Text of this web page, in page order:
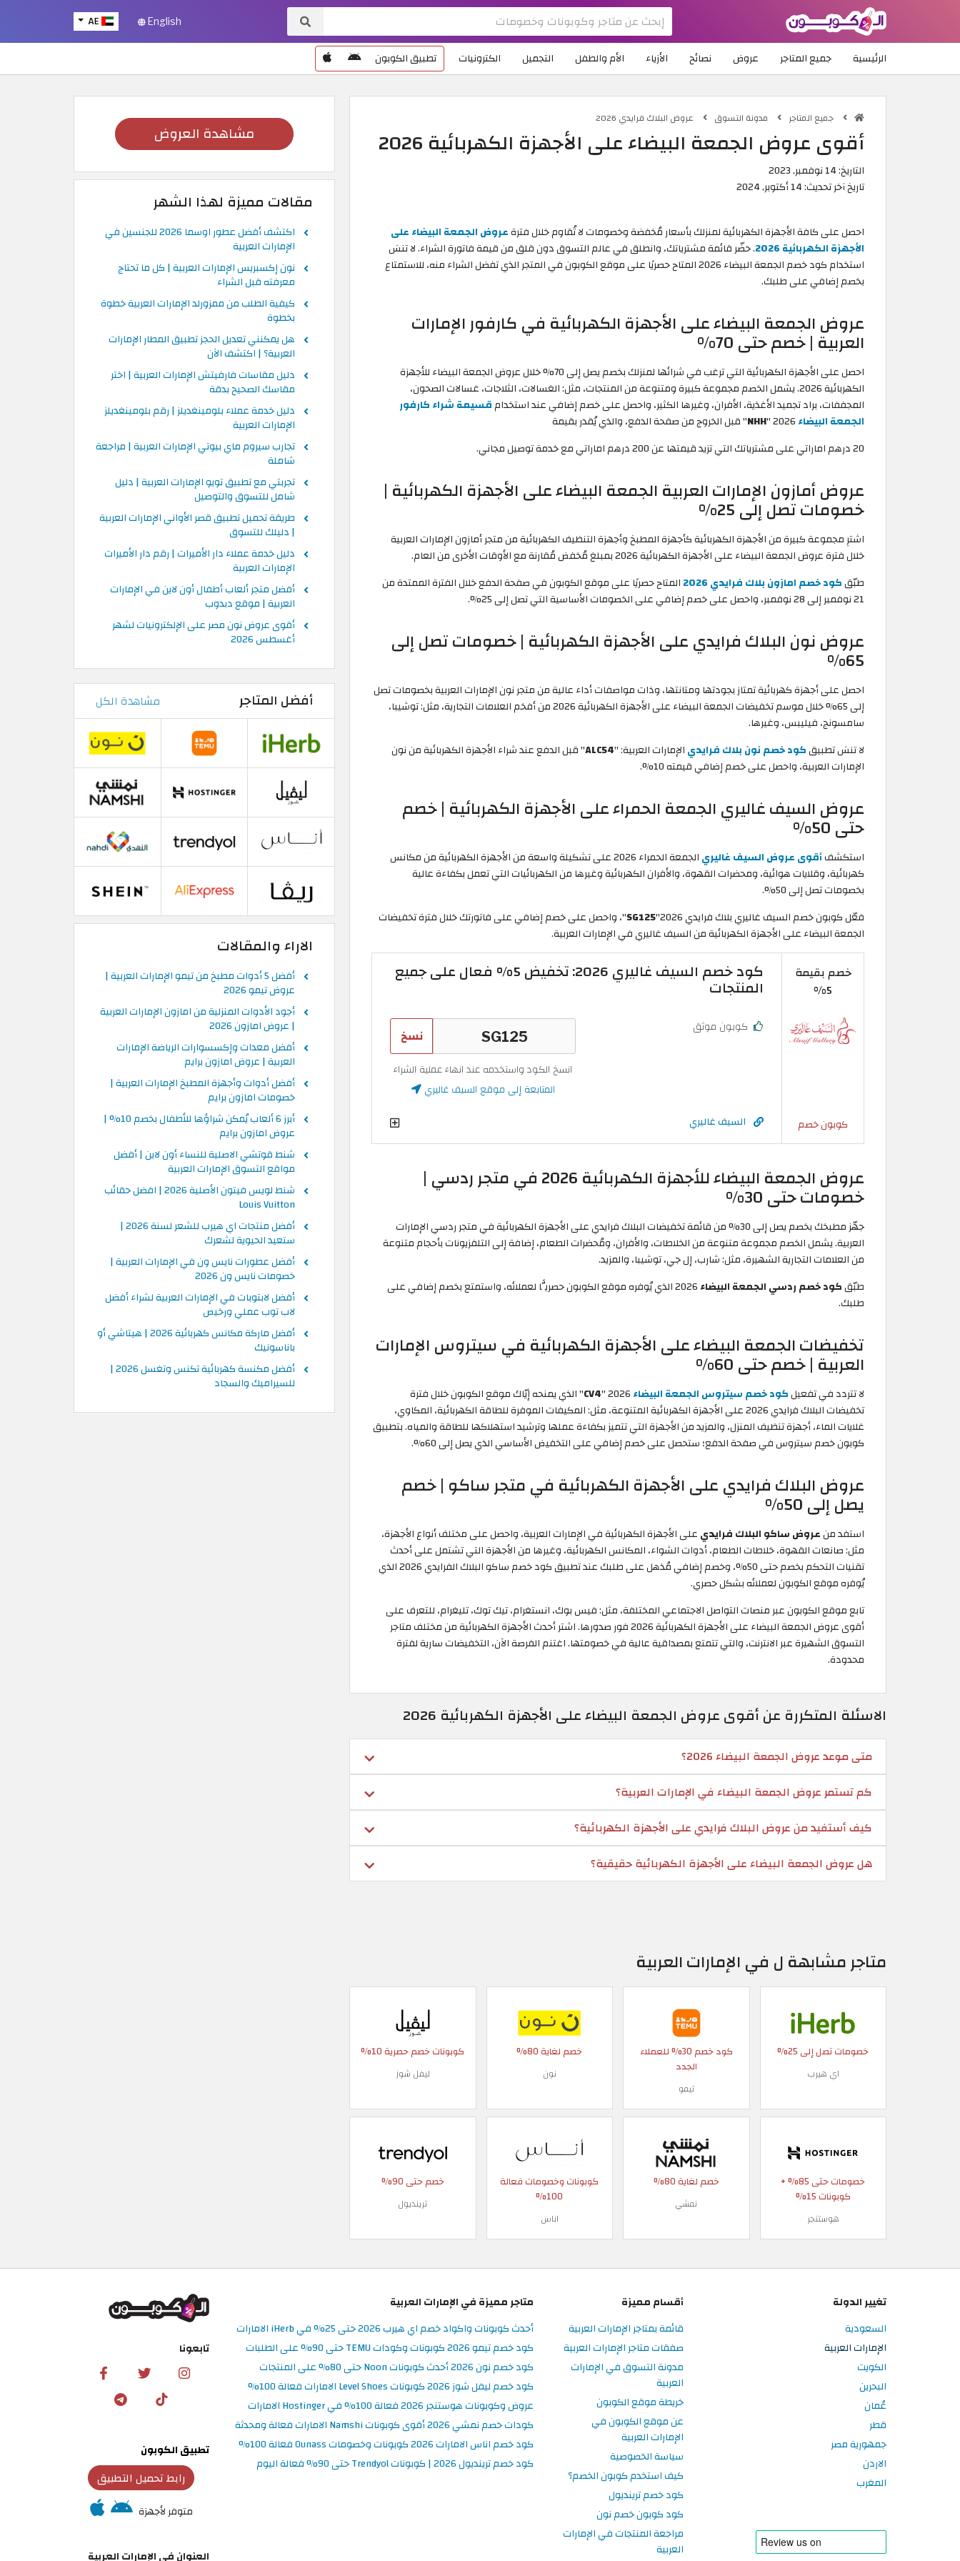
AE English
الرئيسية جميع المتاجر عروض نصائح الأزياء الأم والطفل التجميل الكترونيات تطبيق الكوبون
جميع المتاجر مدونة التسوق عروض البلاك فرايدي 2026
أقوى عروض الجمعة البيضاء على الأجهزة الكهربائية 2026
التاريخ:14 نوفمبر, 2023
تاريخ آخر تحديث:14 أكتوبر, 2024
احصل على كافة الأجهزة الكهربائية لمنزلك بأسعار مُخفضة وخصومات لا تُقاوم خلال فترةعروض الجمعة البيضاء على
الأجهزة الكهربائية 2026
. حضّر قائمة مشترياتك، وانطلق في عالم التسوق دون قلق من قيمة فاتورة الشراء. لا تنسَ
استخدام كود خصم الجمعة البيضاء 2026 المتاح حصريًا على موقع الكوبون في المتجر الذي تفضل الشراء منه، للاستمتاع
بخصم إضافي على طلبك.
عروض الجمعة البيضاء على الأجهزة الكهربائية في كارفور الإمارات
العربية | خصم حتى 70%
احصل على الأجهزة الكهربائية التي ترغب في شرائها لمنزلك بخصم يصل إلى 70% خلال عروض الجمعة البيضاء للأجهزة
الكهربائية 2026. يشمل الخصم مجموعة كبيرة ومتنوعة من المنتجات، مثل: الغسالات، الثلاجات، غسالات الصحون،
المجففات، براد تجميد الأغذية، الأفران، وغيرها الكثير، واحصل على خصم إضافي عند استخدامقسيمة شراء كارفور
الجمعة البيضاء
NHH" قبل الخروج من صفحة الدفع، والذي يُقدر بقيمة
20 درهم اماراتي على مشترياتك التي تزيد قيمتها عن 200 درهم اماراتي مع خدمة توصيل مجاني.
عروض أمازون الإمارات العربية الجمعة البيضاء على الأجهزة الكهربائية |
خصومات تصل إلى 25%
اشترِ مجموعة كبيرة من الأجهزة الكهربائية كأجهزة المطبخ وأجهزة التنظيف الكهربائية من متجر أمازون الإمارات العربية
خلال فترة عروض الجمعة البيضاء على الأجهزة الكهربائية 2026 بمبلغ مُخفض مُقارنة مع الأوقات الأخرى من العام.
طبّقكود خصم امازون بلاك فرايدي 2026
المتاح حصريًا على موقع الكوبون في صفحة الدفع خلال الفترة الممتدة من
21 نوفمبر إلى 28 نوفمبر، واحصل على خصم إضافي على الخصومات الأساسية التي تصل إلى 25%.
عروض نون البلاك فرايدي على الأجهزة الكهربائية | خصومات تصل إلى
65%
احصل على أجهزة كهربائية تمتاز بجودتها ومتانتها، وذات مواصفات أداء عالية من متجر نون الإمارات العربية بخصومات تصل
إلى 65% خلال موسم تخفيضات الجمعة البيضاء على الأجهزة الكهربائية 2026 من أفخم العلامات التجارية، مثل: توشيبا،
سامسونج، فيليبس، وغيرها.
لا تنسَ تطبيقكود خصم نون بلاك فرايدي الإمارات العربية: "ALC54" قبل الدفع عند شراء الأجهزة الكهربائية من نون
الإمارات العربية، واحصل على خصم إضافي قيمته 10%.
عروض السيف غاليري الجمعة الحمراء على الأجهزة الكهربائية | خصم
حتى 50%
استكشفأقوى عروض السيف غاليري
الجمعة الحمراء 2026 على تشكيلة واسعة من الأجهزة الكهربائية من مكانس
كهربائية، وقلايات هوائية، ومحضرات القهوة، والأفران الكهربائية وغيرها من الكهربائيات التي تعمل بكفاءة عالية
بخصومات تصل إلى 50%.
فعّل كوبون خصم السيف غاليري بلاك فرايدي 2026"
SG125"، واحصل على خصم إضافي على فاتورتك خلال فترة تخفيضات
الجمعة البيضاء على الأجهزة الكهربائية من السيف غاليري في الإمارات العربية.
خصم بقيمة
5%
كوبون خصم
كود خصم السيف غاليري 2026: تخفيض 5% فعال على جميع
المنتجات
كوبون موثق نسخ
انسخ الكود واستخدمه عند انهاء عملية الشراء
المتابعة إلى موقع السيف غاليري
السيف غاليري
عروض الجمعة البيضاء للأجهزة الكهربائية 2026 في متجر ردسي |
خصومات حتى 30%
جهّز مطبخك بخصم يصل إلى 30% من قائمة تخفيضات البلاك فرايدي على الأجهزة الكهربائية في متجر ردسي الإمارات
العربية. يشمل الخصم مجموعة متنوعة من الخلاطات، والأفران، ومُحضرات الطعام، إضافة إلى التلفزيونات بأحجام متنوعة
من العلامات التجارية الشهيرة، مثل: شارب، إل جي، توشيبا، والمزيد.
طبّقكود خصم ردسي الجمعة البيضاء
2026 الذي يُوفره موقع الكوبون حصريًّا لعملائه، واستمتع بخصم إضافي على
طلبك.
تخفيضات الجمعة البيضاء على الأجهزة الكهربائية في سيتروس الإمارات
العربية | خصم حتى 60%
لا تتردد في تفعيلكود خصم سيتروس الجمعة البيضاء CV4" الذي يمنحه إيّاك موقع الكوبون خلال فترة
تخفيضات البلاك فرايدي 2026 على الأجهزة الكهربائية المتنوعة، مثل: المكيفات الموفرة للطاقة الكهربائية، المكاوي،
غلايات الماء، أجهزة تنظيف المنزل، والمزيد من الأجهزة التي تتميز بكفاءة عملها وترشيد استهلاكها للطاقة والمياه. بتطبيق
كوبون خصم سيتروس في صفحة الدفع؛ ستحصل على خصم إضافي على التخفيض الأساسي الذي يصل إلى 60%.
عروض البلاك فرايدي على الأجهزة الكهربائية في متجر ساكو | خصم
يصل إلى 50%
استفد منعروض ساكو البلاك فرايدي على الأجهزة الكهربائية في الإمارات العربية، واحصل على مختلف أنواع الأجهزة،
مثل: صانعات القهوة، خلاطات الطعام، أدوات الشواء، المكانس الكهربائية، وغيرها من الأجهزة التي تشتمل على أحدث
تقنيات التحكم بخصم حتى 50%، وخصم إضافي مُذهل على طلبك عند تطبيق كود خصم ساكو البلاك الفرايدي 2026 الذي
يُوفره موقع الكوبون لعملائه بشكل حصري.
تابع موقع الكوبون عبر منصات التواصل الاجتماعي المختلفة، مثل: فيس بوك، انستغرام، تيك توك، تليغرام، للتعرف على
أقوى عروض الجمعة البيضاء على الأجهزة الكهربائية 2026 فور صدورها. اشتر أحدث الأجهزة الكهربائية من مختلف متاجر
التسوق الشهيرة عبر الانترنت، والتي تتمتع بمصداقية عالية في خصومتها. اغتنم الفرصة الآن، التخفيضات سارية لفترة
محدودة.
الاسئلة المتكررة عن أقوى عروض الجمعة البيضاء على الأجهزة الكهربائية 2026
متى موعد عروض الجمعة البيضاء 2026؟
كم تستمر عروض الجمعة البيضاء في الإمارات العربية؟
كيف أستفيد من عروض البلاك فرايدي على الأجهزة الكهربائية؟
هل عروض الجمعة البيضاء على الأجهزة الكهربائية حقيقية؟
متاجر مشابهة ل في الإمارات العربية
خصومات تصل إلى 25%
اي هيرب
كود خصم 30% للعملاء
الجدد
تيمو
خصم لغاية 80%
نون
كوبونات خصم حصرية 10%
ليفل شوز
خصومات حتى 85% +
كوبونات 15%
هوستنجر
خصم لغاية 80%
نمشي
كوبونات وخصومات فعالة
100%
اناس
خصم حتى 90%
ترينديول
مشاهدة العروض
مقالات مميزة لهذا الشهر
اكتشف أفضل عطور اوسما 2026 للجنسين في
الإمارات العربية
نون إكسبريس الإمارات العربية | كل ما تحتاج
معرفته قبل الشراء
كيفية الطلب من ممزورلد الإمارات العربية خطوة
بخطوة
هل يمكنني تعديل الحجز تطبيق المطار الإمارات
العربية؟ | اكتشف الآن
دليل مقاسات فارفيتش الإمارات العربية | اختر
مقاسك الصحيح بدقة
دليل خدمة عملاء بلومينغديلز | رقم بلومينغديلز
الإمارات العربية
تجارب سيروم ماي بيوتي الإمارات العربية | مراجعة
شاملة
تجربتي مع تطبيق تويو الإمارات العربية | دليل
شامل للتسوق والتوصيل
طريقة تحميل تطبيق قصر الأواني الإمارات العربية
| دليلك للتسوق
دليل خدمة عملاء دار الأميرات | رقم دار الأميرات
الإمارات العربية
أفضل متجر ألعاب أطفال أون لاين في الإمارات
العربية | موقع دبدوب
أقوى عروض نون مصر على الإلكترونيات لشهر
أغسطس 2026
أفضل المتاجر مشاهدة الكل
الاراء والمقالات
أفضل 5 أدوات مطبخ من تيمو الإمارات العربية |
عروض تيمو 2026
أجود الأدوات المنزلية من امازون الإمارات العربية
| عروض امازون 2026
أفضل معدات وإكسسوارات الرياضة الإمارات
العربية | عروض امازون برايم
أفضل أدوات وأجهزة المطبخ الإمارات العربية |
خصومات امازون برايم
أبرز 6 ألعاب يُمكن شراؤها للأطفال بخصم 10% |
عروض امازون برايم
شنط قوتشي الاصلية للنساء أون لاين | أفضل
مواقع التسوق الإمارات العربية
شنط لويس فيتون الأصلية 2026 | افضل حقائب
Louis Vuitton
أفضل منتجات اي هيرب للشعر لسنة 2026 |
ستعيد الحيوية لشعرك
أفضل عطورات نايس ون في الإمارات العربية |
خصومات نايس ون 2026
أفضل لابتوبات في الإمارات العربية لشراء أفضل
لاب توب عملي ورخيص
أفضل ماركة مكانس كهربائية 2026 | هيتاشي أو
باناسونيك
أفضل مكنسة كهربائية تكنس وتغسل 2026 |
للسيراميك والسجاد
تغيير الدولة
السعودية
الإمارات العربية
الكويت
البحرين
عُمان
قطر
جمهورية مصر
الاردن
المغرب
أقسام مميزة
قائمة بمتاجر الإمارات العربية
صفقات متاجر الإمارات العربية
مدونة التسوق في الإمارات
العربية
خريطة موقع الكوبون
عن موقع الكوبون في
الإمارات العربية
سياسة الخصوصية
كيف استخدم كوبون الخصم؟
كود خصم ترينديول
كود كوبون خصم نون
مراجعة المنتجات في الإمارات
العربية
متاجر مميزة في الإمارات العربية
أحدث كوبونات واكواد خصم اي هيرب 2026 حتى 25% في iHerb الامارات
كود خصم تيمو 2026 كوبونات وكودات TEMU حتى 90% على الطلبات
كود خصم نون 2026 أحدث كوبونات Noon حتى 80% على المنتجات
كود خصم ليفل شوز 2026 كوبونات Level Shoes الامارات فعالة 100%
عروض وكوبونات هوستنجر 2026 فعالة 100% في Hostinger الامارات
كودات خصم نمشي 2026 أقوى كوبونات Namshi الامارات فعالة ومحدثة
كود خصم اناس الامارات 2026 كوبونات وخصومات Ounass فعالة 100%
كود خصم ترينديول 2026 | كوبونات Trendyol حتى 90% فعالة اليوم
تابعونا
تطبيق الكوبون
رابط تحميل التطبيق
متوفر لأجهزة
العنوان في الإمارات العربية